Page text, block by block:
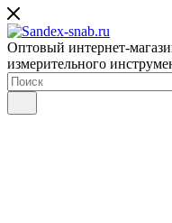
Оптовый интернет-
измерительного